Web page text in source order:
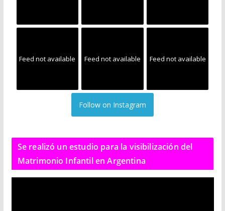
Feed not available Feed not available Feed not available
Follow on Instagram
Se realizó un estudio para la visibilización del
Matrimonio Infantil en Argentina